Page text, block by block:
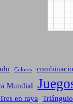
Colores
Mundial
Tres en raya